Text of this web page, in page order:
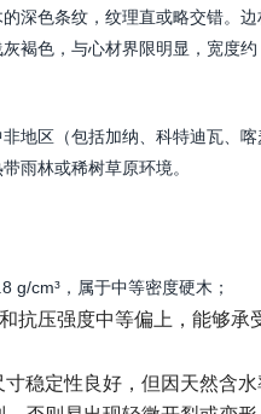
深色条纹，纹理直或略交错。边
褐色，与心材界限明显，宽度
地区（包括加纳、科特迪瓦、
雨林或稀树草原环境。
g/cm³，属于中等密度硬木；
抗压强度中等偏上，能够承
寸稳定性良好，但因天然含